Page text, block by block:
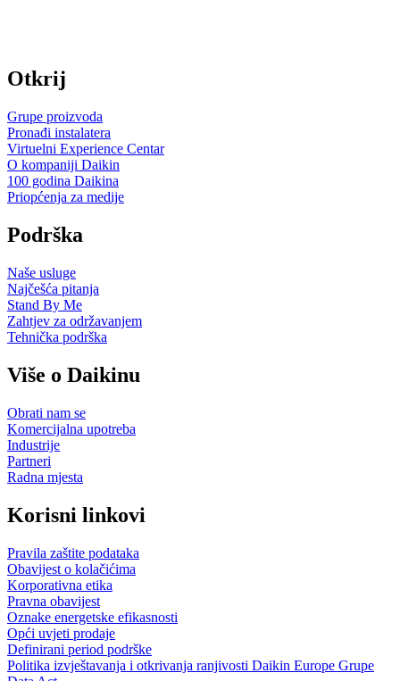
Otkrij
Grupe proizvoda
Pronađi instalatera
Virtuelni Experience Centar
O kompaniji Daikin
100 godina Daikina
Priopćenja za medije
Podrška
Naše usluge
Najčešća pitanja
Stand By Me
Zahtjev za održavanjem
Tehnička podrška
Više o Daikinu
Obrati nam se
Komercijalna upotreba
Industrije
Partneri
Radna mjesta
Korisni linkovi
Pravila zaštite podataka
Obavijest o kolačićima
Korporativna etika
Pravna obavijest
Oznake energetske efikasnosti
Opći uvjeti prodaje
Definirani period podrške
Politika izvještavanja i otkrivanja ranjivosti Daikin Europe Grupe